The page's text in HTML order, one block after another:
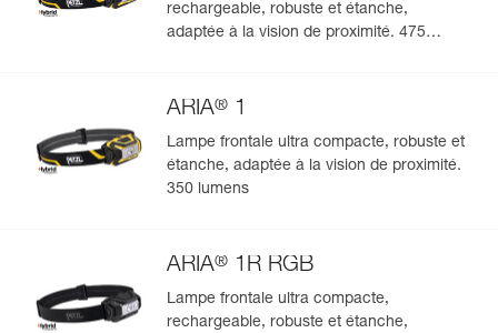
rechargeable, robuste et étanche,
adaptée à la vision de proximité. 475
ARIA® 1
Lampe frontale ultra compacte, robuste et
étanche, adaptée à la vision de proximité.
350 lumens
ARIA® 1R RGB
Lampe frontale ultra compacte,
rechargeable, robuste et étanche,